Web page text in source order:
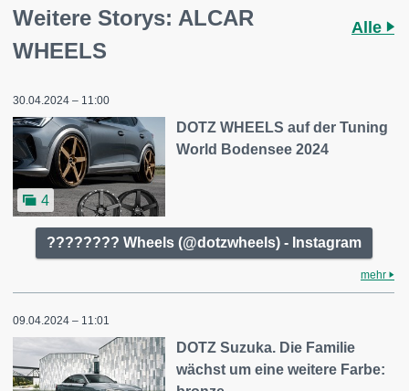
Weitere Storys: ALCAR
WHEELS
Alle
30.04.2024 – 11:00
4
DOTZ WHEELS auf der Tuning
World Bodensee 2024
???????? Wheels (@dotzwheels) - Instagram
mehr
09.04.2024 – 11:01
DOTZ Suzuka. Die Familie
wächst um eine weitere Farbe: